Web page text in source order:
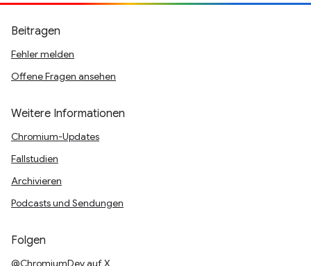
Beitragen
Fehler melden
Offene Fragen ansehen
Weitere Informationen
Chromium-Updates
Fallstudien
Archivieren
Podcasts und Sendungen
Folgen
@ChromiumDev auf X